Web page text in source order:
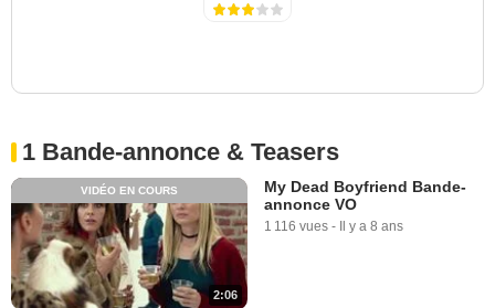
1 Bande-annonce & Teasers
2:06
VIDÉO EN COURS
My Dead Boyfriend Bande-
annonce VO
1 116 vues - Il y a 8 ans